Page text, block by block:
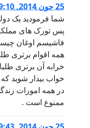
25 جون 2014, 19:10
شما فرمودید یک
پس تورک های
فاشیسم اوغان
همه اقوام برتری
خرابه آن برتری
خواب بیدار شوید
در همه امورات
ممنوع است .